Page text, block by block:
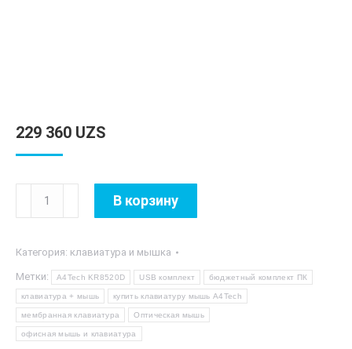
229 360 UZS
Количество
товара
KR8520D
В корзину
Категория: клавиатура и мышка
Метки: A4Tech KR8520D USB комплект бюджетный комплект ПК
клавиатура + мышь купить клавиатуру мышь A4Tech
мембранная клавиатура Оптическая мышь
офисная мышь и клавиатура